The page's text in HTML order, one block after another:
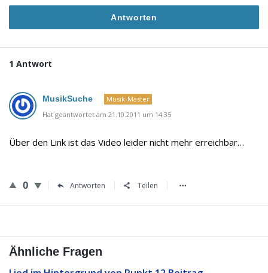
Antworten
1 Antwort
MusikSuche
Musik-Master
Hat geantwortet am 21.10.2011 um 14:35
Über den Link ist das Video leider nicht mehr erreichbar…
0 Antworten Teilen
Ähnliche Fragen